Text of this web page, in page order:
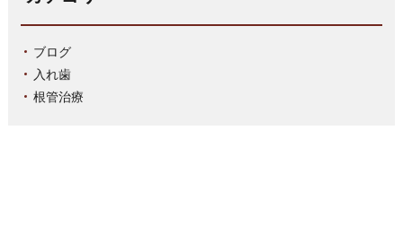
ブログ
入れ歯
根管治療